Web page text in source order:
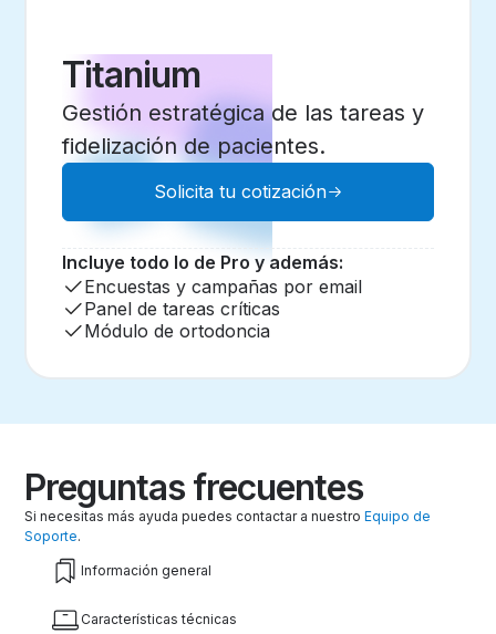
Titanium
Gestión estratégica de las tareas y
fidelización de pacientes.
Solicita tu cotización
Incluye todo lo de Pro y además:
Encuestas y campañas por email
Panel de tareas críticas
Módulo de ortodoncia
Preguntas frecuentes
Si necesitas más ayuda puedes contactar a nuestroEquipo de
Soporte.
Información general
Características técnicas